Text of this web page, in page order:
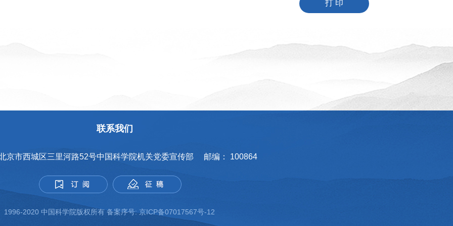
打 印
联系我们
京市西城区三里河路52号中国科学院机关党委宣传部 邮编： 100864
1996-2020 中国科学院版权所有 备案序号:京ICP备07017567号-12